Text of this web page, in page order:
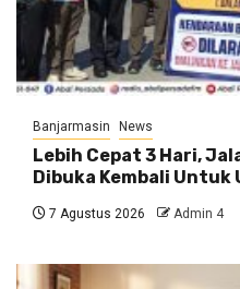
Banjarmasin News
Lebih Cepat 3 Hari,
Dibuka Kembali Untuk
7 Agustus 2026 Admin 4